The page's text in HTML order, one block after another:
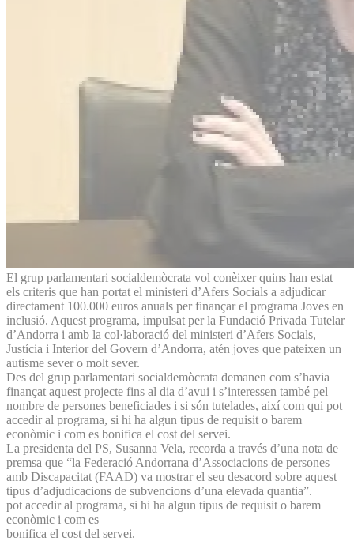
El grup parlamentari socialdemòcrata vol conèixer quins han estat
els criteris que han portat el ministeri d’Afers Socials a adjudicar
directament 100.000 euros anuals per finançar el programa Joves en
inclusió. Aquest programa, impulsat per la Fundació Privada Tutelar
d’Andorra i amb la col·laboració del ministeri d’Afers Socials,
Justícia i Interior del Govern d’Andorra, atén joves que pateixen un
autisme sever o molt sever.
Des del grup parlamentari socialdemòcrata demanen com s’havia
finançat aquest projecte fins al dia d’avui i s’interessen també pel
nombre de persones beneficiades i si són tutelades, així com qui pot
accedir al programa, si hi ha algun tipus de requisit o barem
econòmic i com es bonifica el cost del servei.
La presidenta del PS, Susanna Vela, recorda a través d’una nota de
premsa que “la Federació Andorrana d’Associacions de persones
amb Discapacitat (FAAD) va mostrar el seu desacord sobre aquest
tipus d’adjudicacions de subvencions d’una elevada quantia”.
pot accedir al programa, si hi ha algun tipus de requisit o barem
econòmic i com es
bonifica el cost del servei.